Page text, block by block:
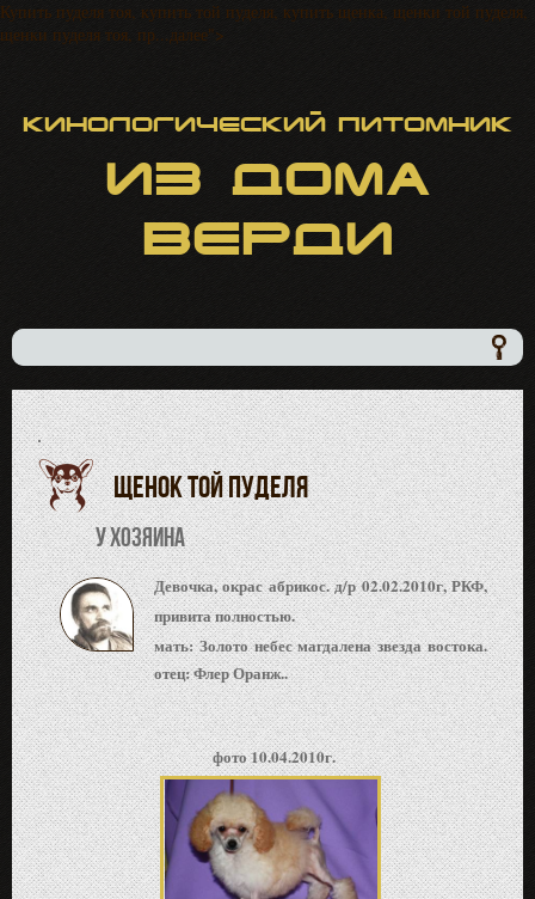
Купить пуделя тоя, купить той пуделя, купить щенка, щенки той пуделя,
щенки пуделя тоя, пр...далее">
Кинологический питомник
ИЗ ДОМА
ВЕРДИ
·
Щенок той пуделя
У хозяина
Девочка, окрас абрикос. д/р 02.02.2010г, РКФ,
привита полностью.
мать: Золото небес магдалена звезда востока.
отец: Флер Оранж..
фото 10.04.2010г.